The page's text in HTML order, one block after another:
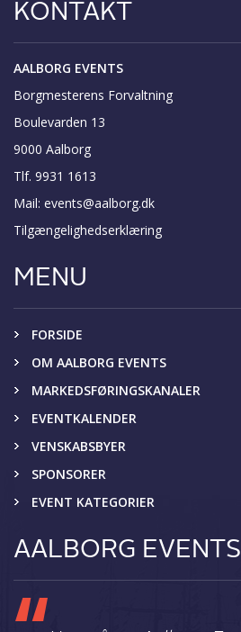
KONTAKT
AALBORG EVENTS
Borgmesterens Forvaltning
Boulevarden 13
9000 Aalborg
Tlf. 9931 1613
Mail: events@aalborg.dk
Tilgængelighedserklæring
MENU
FORSIDE
OM AALBORG EVENTS
MARKEDSFØRINGSKANALER
EVENTKALENDER
VENSKABSBYER
SPONSORER
EVENT KATEGORIER
AALBORG EVENTS